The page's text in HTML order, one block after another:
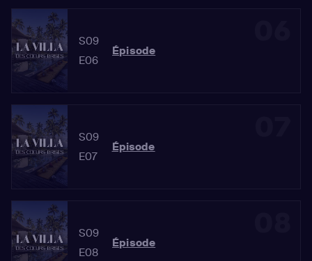
S09
E06
Épisode
S09
E07
Épisode
S09
E08
Épisode